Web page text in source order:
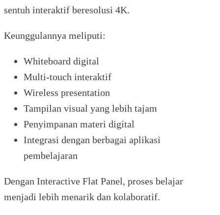
sentuh interaktif beresolusi 4K.
Keunggulannya meliputi:
Whiteboard digital
Multi-touch interaktif
Wireless presentation
Tampilan visual yang lebih tajam
Penyimpanan materi digital
Integrasi dengan berbagai aplikasi
pembelajaran
Dengan Interactive Flat Panel, proses belajar
menjadi lebih menarik dan kolaboratif.